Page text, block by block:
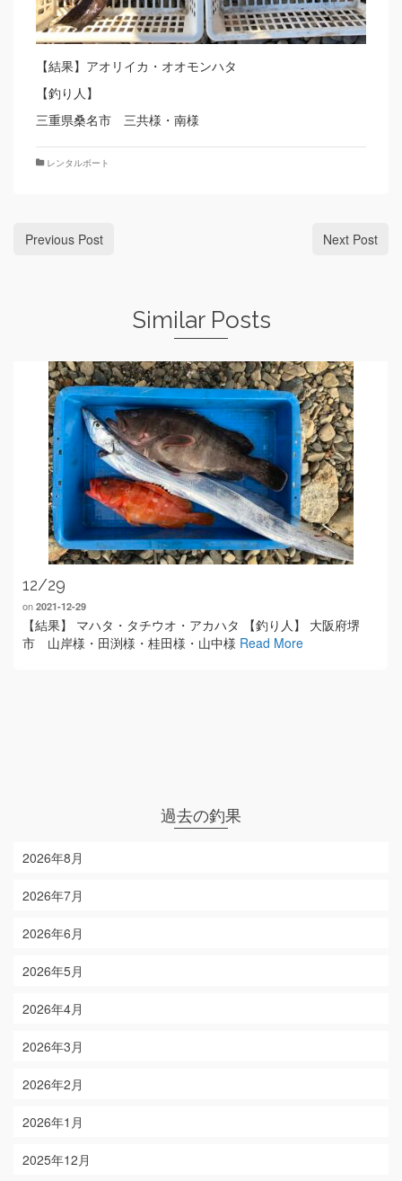
【結果】アオリイカ・オオモンハタ
【釣り人】
三重県桑名市 三共様・南様
レンタルボート
Previous Post Next Post
Similar Posts
12/29
on 2021-12-29
【結果】 マハタ・タチウオ・アカハタ 【釣り人】 大阪府堺
市 山岸様・田渕様・桂田様・山中様 Read More
過去の釣果
2026年8月
2026年7月
2026年6月
2026年5月
2026年4月
2026年3月
2026年2月
2026年1月
2025年12月